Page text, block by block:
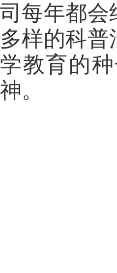
司每年都会
多样的科
学教育的
神。